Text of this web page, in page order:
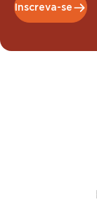
Inscreva-se